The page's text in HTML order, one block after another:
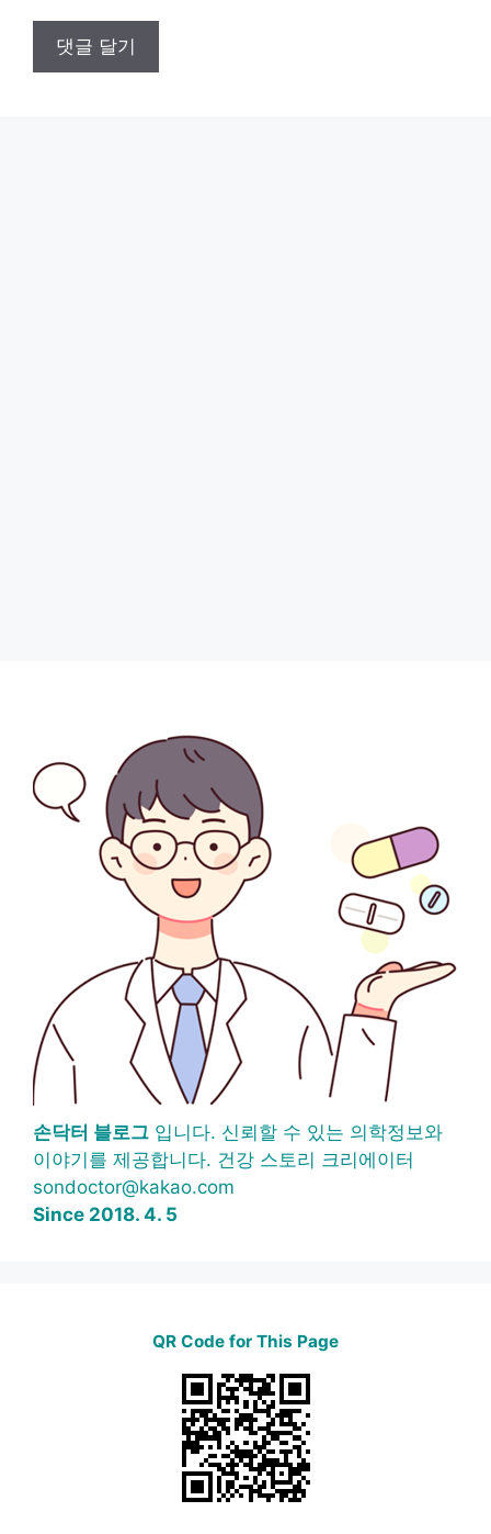
손닥터 블로그 입니다. 신뢰할 수 있는 의학정보와
이야기를 제공합니다. 건강 스토리 크리에이터
sondoctor@kakao.com
Since 2018. 4. 5
QR Code for This Page